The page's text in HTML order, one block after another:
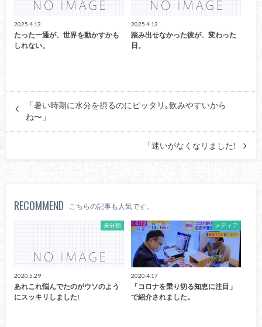
2025.4.13
たった一通が、世界を動かすかも
しれない。
2025.4.13
踏み出せなかった彼が、変わった
日。
「暑い時期に水分を摂るのにピッタリ｡飲みやすいから
ね〜」
「迷いがなくなリました!
RECOMMEND こちらの記事も人気です。
未分類
2020.5.29
あれこれ悩んでたのがウソのよう
にスッキリしました!
メディア
2020.4.17
「コロナを乗り切る知恵に注目」
で紹介されました。